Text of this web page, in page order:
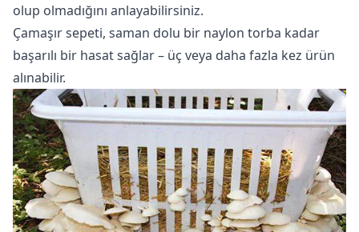
olup olmadığını anlayabilirsiniz.
Çamaşır sepeti, saman dolu bir naylon torba kadar
başarılı bir hasat sağlar – üç veya daha fazla kez ürün
alınabilir.